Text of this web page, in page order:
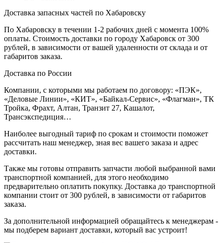
Доставка запасных частей по Хабаровску
По Хабаровску в течении 1-2 рабочих дней с момента 100%
оплаты. Стоимость доставки по городу Хабаровск от 300
рублей, в зависимости от вашей удаленности от склада и от
габаритов заказа.
Доставка по России
Компании, с которыми мы работаем по договору: «ПЭК»,
«Деловые Линии», «КИТ», «Байкал-Сервис», «Флагман», ТК
Тройка, Фрахт, Алтан, Транзит 27, Кашалот,
Трансэкспедиция…
Наиболее выгодный тариф по срокам и стоимости поможет
рассчитать наш менеджер, зная вес вашего заказа и адрес
доставки.
Также мы готовы отправить запчасти любой выбранной вами
транспортной компанией, для этого необходимо
предварительно оплатить покупку. Доставка до транспортной
компании стоит от 300 рублей, в зависимости от габаритов
заказа.
За дополнительной информацией обращайтесь к менеджерам -
мы подберем вариант доставки, который вас устроит!